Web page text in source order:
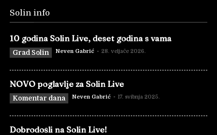
Solin info
10 godina Solin Live, deset godina s vama
Grad Solin Neven Gabrić - 28. veljače 2026.
NOVO poglavlje za Solin Live
Komentar dana Neven Gabrić - 17. svibnja 2025.
Dobrodošli na Solin Live!